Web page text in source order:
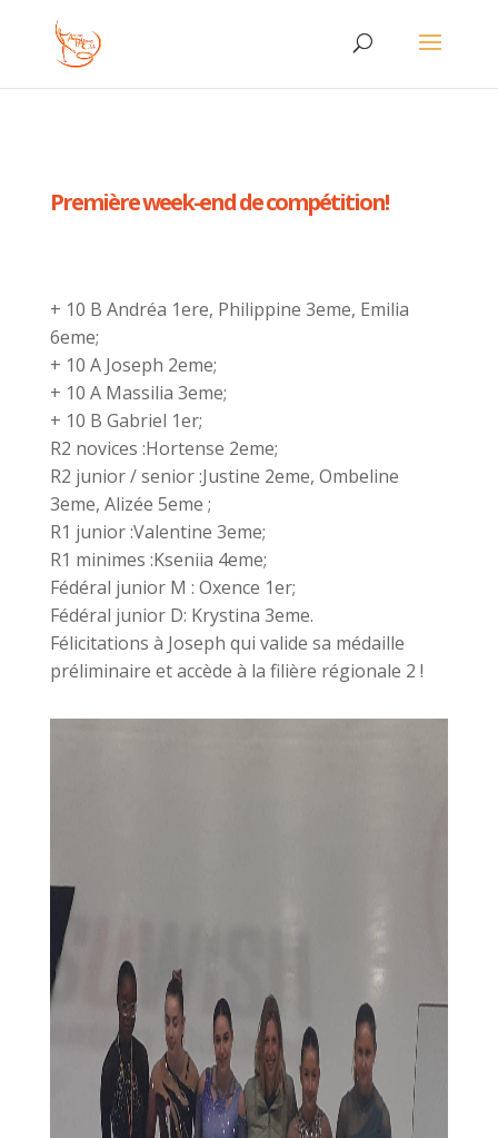
Première week-end de compétition!
+ 10 B Andréa 1ere, Philippine 3eme, Emilia
6eme;
+ 10 A Joseph 2eme;
+ 10 A Massilia 3eme;
+ 10 B Gabriel 1er;
R2 novices :Hortense 2eme;
R2 junior / senior :Justine 2eme, Ombeline
3eme, Alizée 5eme ;
R1 junior :Valentine 3eme;
R1 minimes :Kseniia 4eme;
Fédéral junior M : Oxence 1er;
Fédéral junior D: Krystina 3eme.
Félicitations à Joseph qui valide sa médaille
préliminaire et accède à la filière régionale 2 !